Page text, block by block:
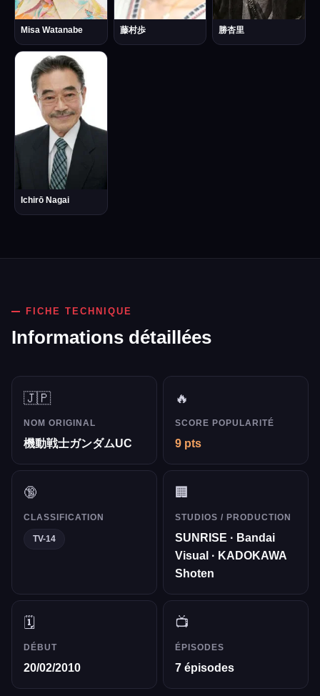
Misa Watanabe 藤村歩 勝杏里
Ichirō Nagai
FICHE TECHNIQUE
Informations détaillées
🇯🇵
NOM ORIGINAL
機動戦士ガンダムUC
🔥
SCORE POPULARITÉ
9 pts
🔞
CLASSIFICATION
TV-14
🏢
STUDIOS / PRODUCTION
SUNRISE · Bandai
Visual · KADOKAWA
Shoten
🗓️
DÉBUT
20/02/2010
📺
ÉPISODES
7 épisodes